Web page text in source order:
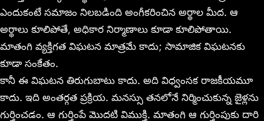
ఎందుకంటే సమాజం నిలబడింది అంగీకరించిన అర్థాల మీద. ఆ
అర్థాలు కూలిపోతే, అధికార నిర్మాణాలు కూడా కూలిపోతాయి.
మాతంగి వ్యక్తిగత విఘటన మాత్రమే కాదు; సామాజిక విఘటనకు
కూడా సంకేతం.
కానీ ఈ విఘటన తిరుగుబాటు కాదు. అది విధ్వంసక రాజకీయమూ
కాదు. ఇది అంతర్గత ప్రక్రియ. మనస్సు తనలోనే నిర్మించుకున్న జైళ్లను
గుర్తించడం. ఆ గుర్తింపే మొదటి విముక్తి. మాతంగి ఆ గుర్తింపుకు దారి